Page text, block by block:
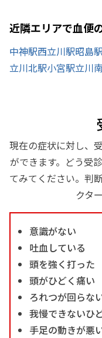
近隣エリアで血便
中神駅西立川駅昭島駅
立川北駅小宮駅立川
現在の症状に対し、
ができます。どう受
てみてください。判
クタ
意識がない
吐血している
頭を強く打った
頭がひどく痛い
ろれつが回らな
我慢できないひ
手足の動きが悪